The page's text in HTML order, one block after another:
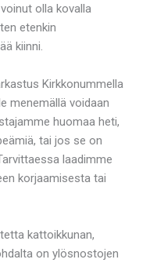
olla kovalla
etenkin
kiinni.
Kirkkonummella
menemällä voidaan
huomaa heti,
tai jos se on
laadimme
korjaamisesta tai
kattoikkunan,
on ylösnostojen